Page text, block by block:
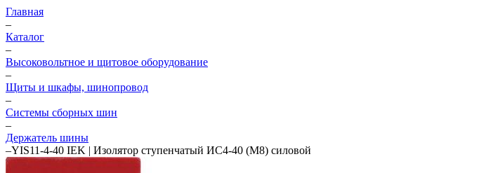
Главная
–
Каталог
–
Высоковольтное и щитовое оборудование
–
Щиты и шкафы, шинопровод
–
Системы сборных шин
–
Держатель шины
–YIS11-4-40 IEK | Изолятор ступенчатый ИС4-40 (М8) силовой